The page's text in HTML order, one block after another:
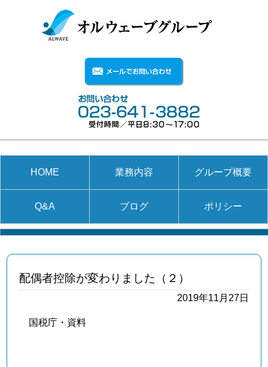
HOME 業務内容 グループ概要
Q&A ブログ ポリシー
配偶者控除が変わりました（２）
2019年11月27日
国税庁・資料